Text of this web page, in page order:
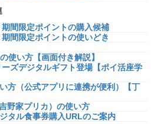
間限定ポイントの購入候補
間限定ポイントの使いどき
使い方【画面付き解説】
ズデジタルギフト登場【ポイ活座学
方（公式アプリに連携が便利）【丁
野家プリカ）の使い方
タル食事券購入URLのご案内